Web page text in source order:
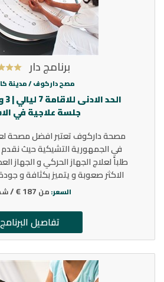
برنامج دار
مصح داركوف /مدينة
جلسة علاجية في
مصحة داركوف تعتبر افضل مصحة
في الجمهورية التشيكية حيث نقدم
طلباً لعلاج الجهاز الحركي و الجهاز
الاكثر صعوبة و يتميز بكثافة و
السعر: من 187 € /
تفاصيل البرنامج